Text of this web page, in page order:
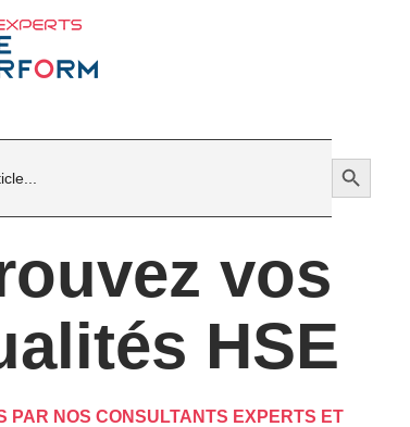
Search Button
vos
HSE
PAR NOS CONSULTANTS EXPERTS ET